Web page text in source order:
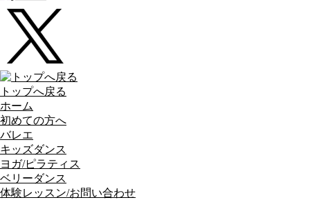
トップへ戻る
ホーム
初めての方へ
バレエ
キッズダンス
ヨガ/ピラティス
ベリーダンス
体験レッスン/お問い合わせ